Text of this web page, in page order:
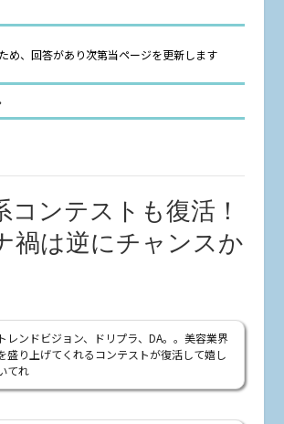
め、回答があり次第当ページを更新します
コンテストも復活！
禍は逆にチャンスか
トレンドビジョン、ドリプラ、DA。。美容業界
盛り上げてくれるコンテストが復活して嬉し
てれ